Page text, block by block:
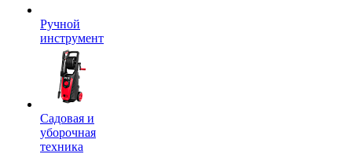
Ручной
инструмент
Садовая и
уборочная
техника